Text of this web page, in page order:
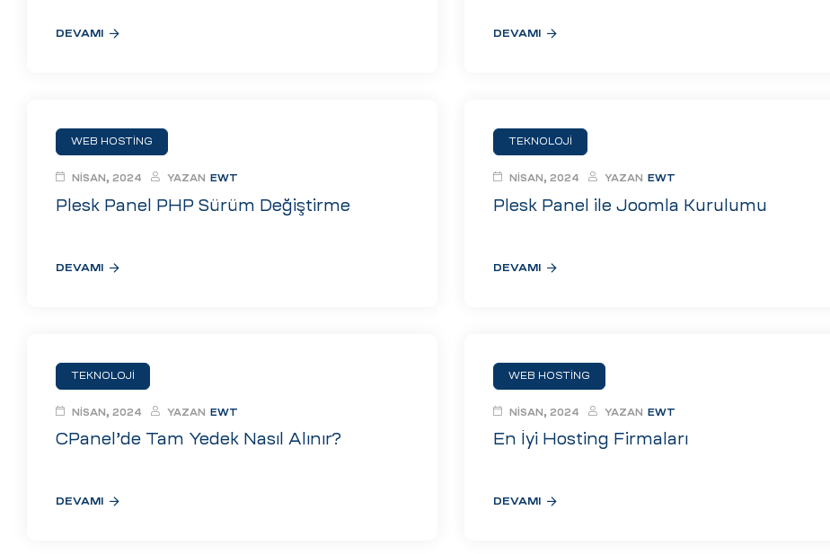
DEVAMI DEVAMI
WEB HOSTING
Plesk Panel PHP Sürüm Değiştirme
NISAN, 2024 YAZAN EWT
DEVAMI
TEKNOLOJI
Plesk Panel ile Joomla Kurulumu
NISAN, 2024 YAZAN EWT
DEVAMI
TEKNOLOJI
CPanel’de Tam Yedek Nasıl Alınır?
NISAN, 2024 YAZAN EWT
DEVAMI
WEB HOSTING
En İyi Hosting Firmaları
NISAN, 2024 YAZAN EWT
DEVAMI